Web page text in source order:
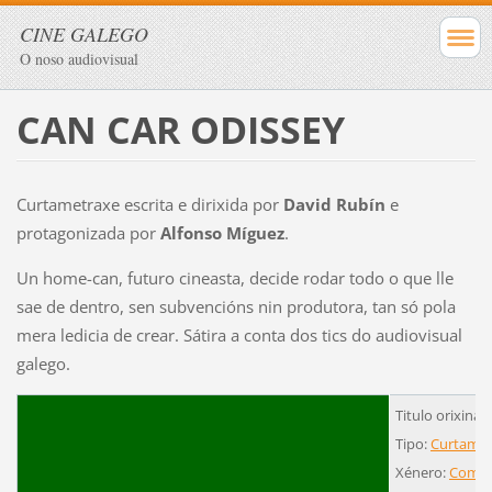
CINE GALEGO
O noso audiovisual
CAN CAR ODISSEY
Curtametraxe escrita e dirixida por David Rubín e
protagonizada por Alfonso Míguez.
Un home-can, futuro cineasta, decide rodar todo o que lle
sae de dentro, sen subvencións nin produtora, tan só pola
mera ledicia de crear. Sátira a conta dos tics do audiovisual
galego.
Titulo orixinal:
Tipo:
Xénero: